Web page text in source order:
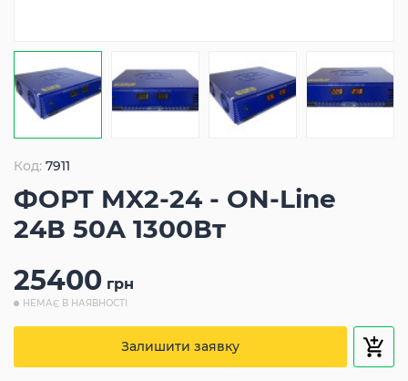
Код: 7911
ФОРТ MX2-24 - ON-Line
24В 50А 1300Вт
25400 грн
НЕМАЄ В НАЯВНОСТІ
Залишити заявку